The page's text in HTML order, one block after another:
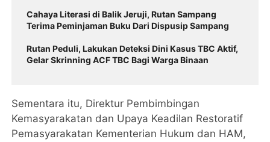
Cahaya Literasi di Balik Jeruji, Rutan Sampang
Terima Peminjaman Buku Dari Dispusip Sampang
Rutan Peduli, Lakukan Deteksi Dini Kasus TBC Aktif,
Gelar Skrinning ACF TBC Bagi Warga Binaan
Sementara itu, Direktur Pembimbingan
Kemasyarakatan dan Upaya Keadilan Restoratif
Pemasyarakatan Kementerian Hukum dan HAM,